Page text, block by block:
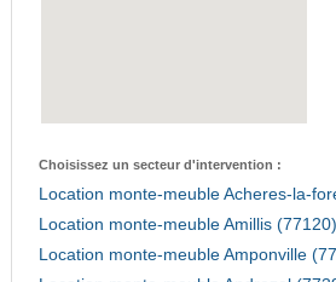
Choisissez un secteur d'intervention :
Location monte-meuble Acheres-la-
Location monte-meuble Amillis (77120)
Location monte-meuble Amponville